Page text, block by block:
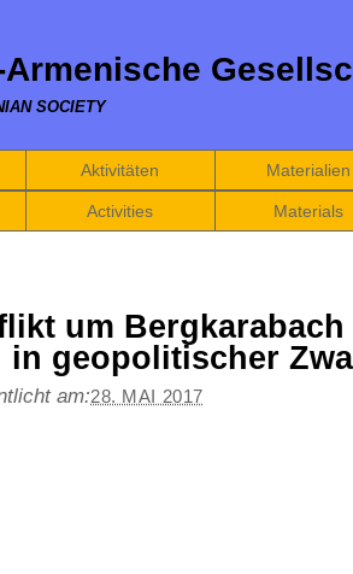
SOCIETY
Aktivitäten Materialien
Activities Materials
um Bergkarabach
in geopolitischer
am:28. MAI 2017